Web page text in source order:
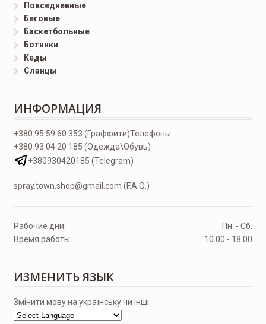
Повседневные
Беговые
Баскетбольные
Ботинки
Кеды
Сланцы
ИНФОРМАЦИЯ
Телефоны:
+380 95 59 60 353 (Граффити)
+380 93 04 20 185 (Одежда\Обувь)
+380930420185 (Telegram)
spray.town.shop@gmail.com (F.A.Q.)
Рабочие дни:
Пн. - Сб.
Время работы:
10.00 - 18.00
ИЗМЕНИТЬ ЯЗЫК
Змінити мову на українську чи інші: